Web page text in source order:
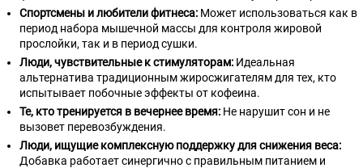
Спортсмены и любители фитнеса: Может использоваться как в
период набора мышечной массы для контроля жировой
прослойки, так и в период сушки.
Люди, чувствительные к стимуляторам: Идеальная
альтернатива традиционным жиросжигателям для тех, кто
испытывает побочные эффекты от кофеина.
Те, кто тренируется в вечернее время: Не нарушит сон и не
вызовет перевозбуждения.
Люди, ищущие комплексную поддержку для снижения веса:
Добавка работает синергично с правильным питанием и